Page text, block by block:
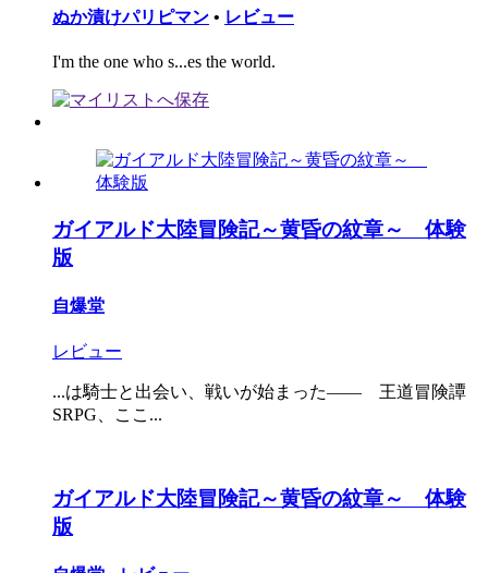
ぬか漬けパリピマン • レビュー
I'm the one who s...es the world.
ガイアルド大陸冒険記～黄昏の紋章～ 体験
版
自爆堂
レビュー
...は騎士と出会い、戦いが始まった―― 王道冒険譚
SRPG、ここ...
ガイアルド大陸冒険記～黄昏の紋章～ 体験
版